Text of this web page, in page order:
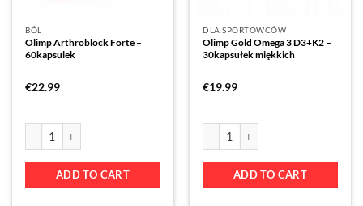
BÓL
Olimp Arthroblock Forte –
60kapsulek
€22.99
ADD TO CART
DLA SPORTOWCÓW
Olimp Gold Omega 3 D3+K2 –
30kapsułek miękkich
€19.99
ADD TO CART